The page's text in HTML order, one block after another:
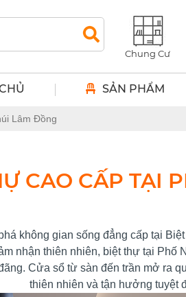
Chung Cư
SẢN PHẨM
Lâm Đồng
CAO CẤP TẠI
không gian sống đẳng cấp tại
nhận thiên nhiên, biệt thự tại
Cửa sổ từ sàn đến trần mở ra
thiên nhiên và tận hưởng tuyệt